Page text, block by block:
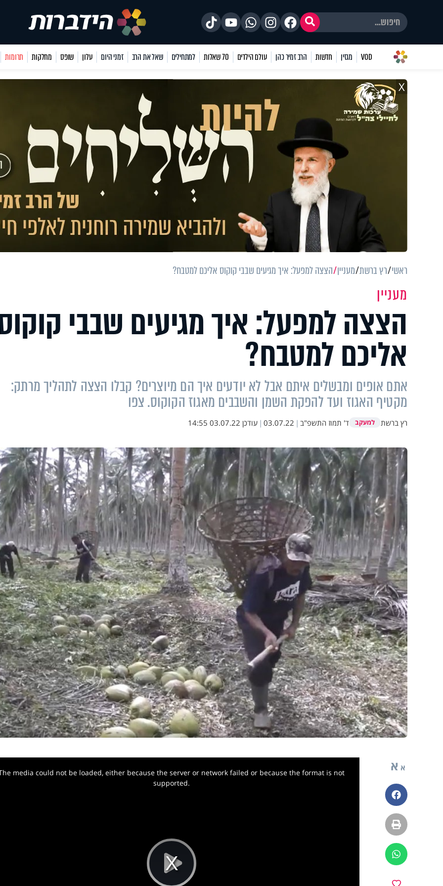
VOD מגזין חדשות הרב זמיר כהן עולם הילדים 70 שאלות למתחילים שאל את הרב זמני היום עלון שופס מחלקות תרומות
X
ראשי רץ ברשת מעניין הצצה למפעל: איך מגיעים שבבי קוקוס אליכם למטבח?
מעניין
הצצה למפעל: איך מגיעים שבבי
אליכם למטבח?
אתם אופים ומבשלים איתם אבל לא יודעים איך הם מיוצרים? קבלו הצצה לתהליך מרתק:
מקטיף האגוז ועד להפקת השמן והשבבים מאגוז הקוקוס. צפו
רץ ברשת למעקב ד' תמוז התשפ"ב |
03.07.22
| עודכן 03.07.22 14:55
א א
פייסבוק
הדפסה
ווטסאפ
media could not be loaded, either because the server or network failed or because the format is not
supported.